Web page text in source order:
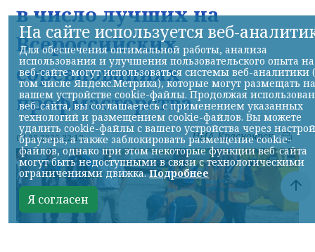
в число лучших на
Всероссийских
соревнованиях
профмастерства
07.08.2026 22:13 НИА-Красноярск
На сайте используется веб-
Для обеспечения оптимальной работы, анализа
использования и улучшения пользовательского опыта на
веб-сайте могут использоваться системы веб-аналитики
том числе Яндекс.Метрика), которые могут размещать на
вашем устройстве cookie-файлы. Продолжая
веб-сайта, вы соглашаетесь с применением указанных
технологий и размещением cookie-файлов. Вы можете
удалить cookie-файлы с вашего устройства через
браузера, а также заблокировать размещение cookie-
файлов, однако при этом некоторые функции веб-сайта
могут быть недоступными в связи с технологическими
ограничениями движка.Подробнее
Я согласен